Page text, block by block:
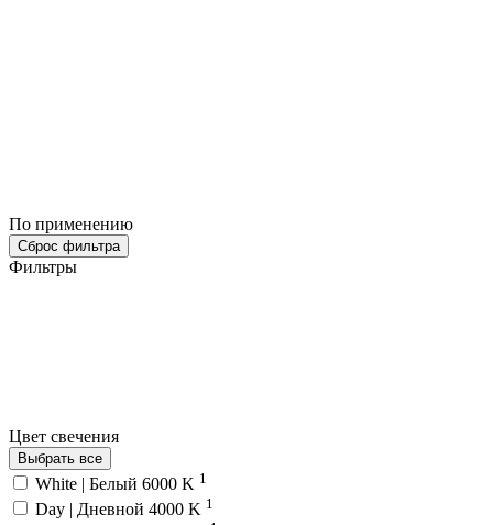
По применению
Сброс фильтра
Фильтры
Цвет свечения
Выбрать все
White | Белый 6000 K 1
Day | Дневной 4000 K 1